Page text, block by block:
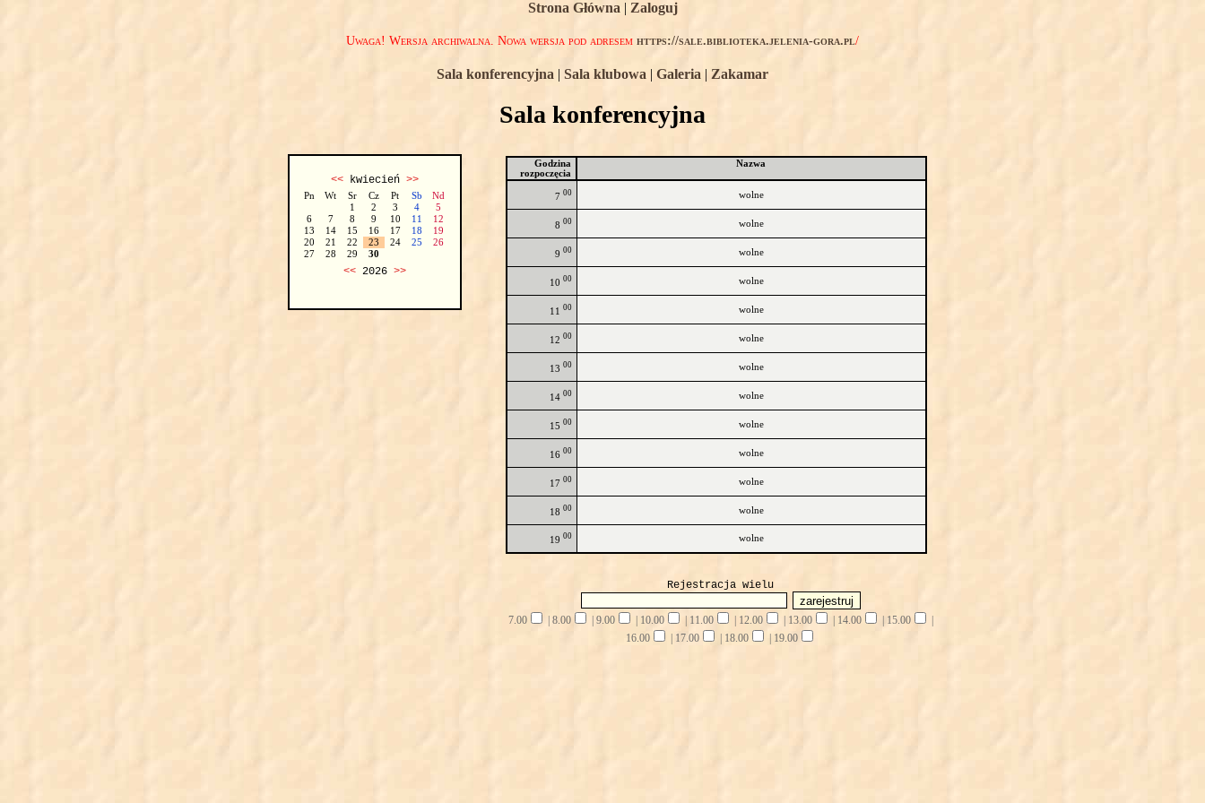
Strona Główna | Zaloguj
Uwaga! Wersja archiwalna. Nowa wersja pod adresem https://sale.biblioteka.jelenia-gora.pl/
Sala konferencyjna | Sala klubowa | Galeria | Zakamar
Sala konferencyjna
<<kwiecień >>
Pn Wt Sr Cz Pt Sb
Nd
1
2 3 4
5
6
7 8 9 10 11
12
13
14 15 16 17 18
19
20
21 22 23 24 25
26
27
28 29 30
<<2026 >>
Godzina
rozpoczęcia
Nazwa
7 00 wolne
8 00 wolne
9 00 wolne
10 00 wolne
11 00 wolne
12 00 wolne
13 00 wolne
14 00 wolne
15 00 wolne
16 00 wolne
17 00 wolne
18 00 wolne
19 00 wolne
Rejestracja wielu
7.00 8.00 9.00 10.00 11.00 12.00 13.00 14.00 15.00
16.00
17.00 18.00 19.00